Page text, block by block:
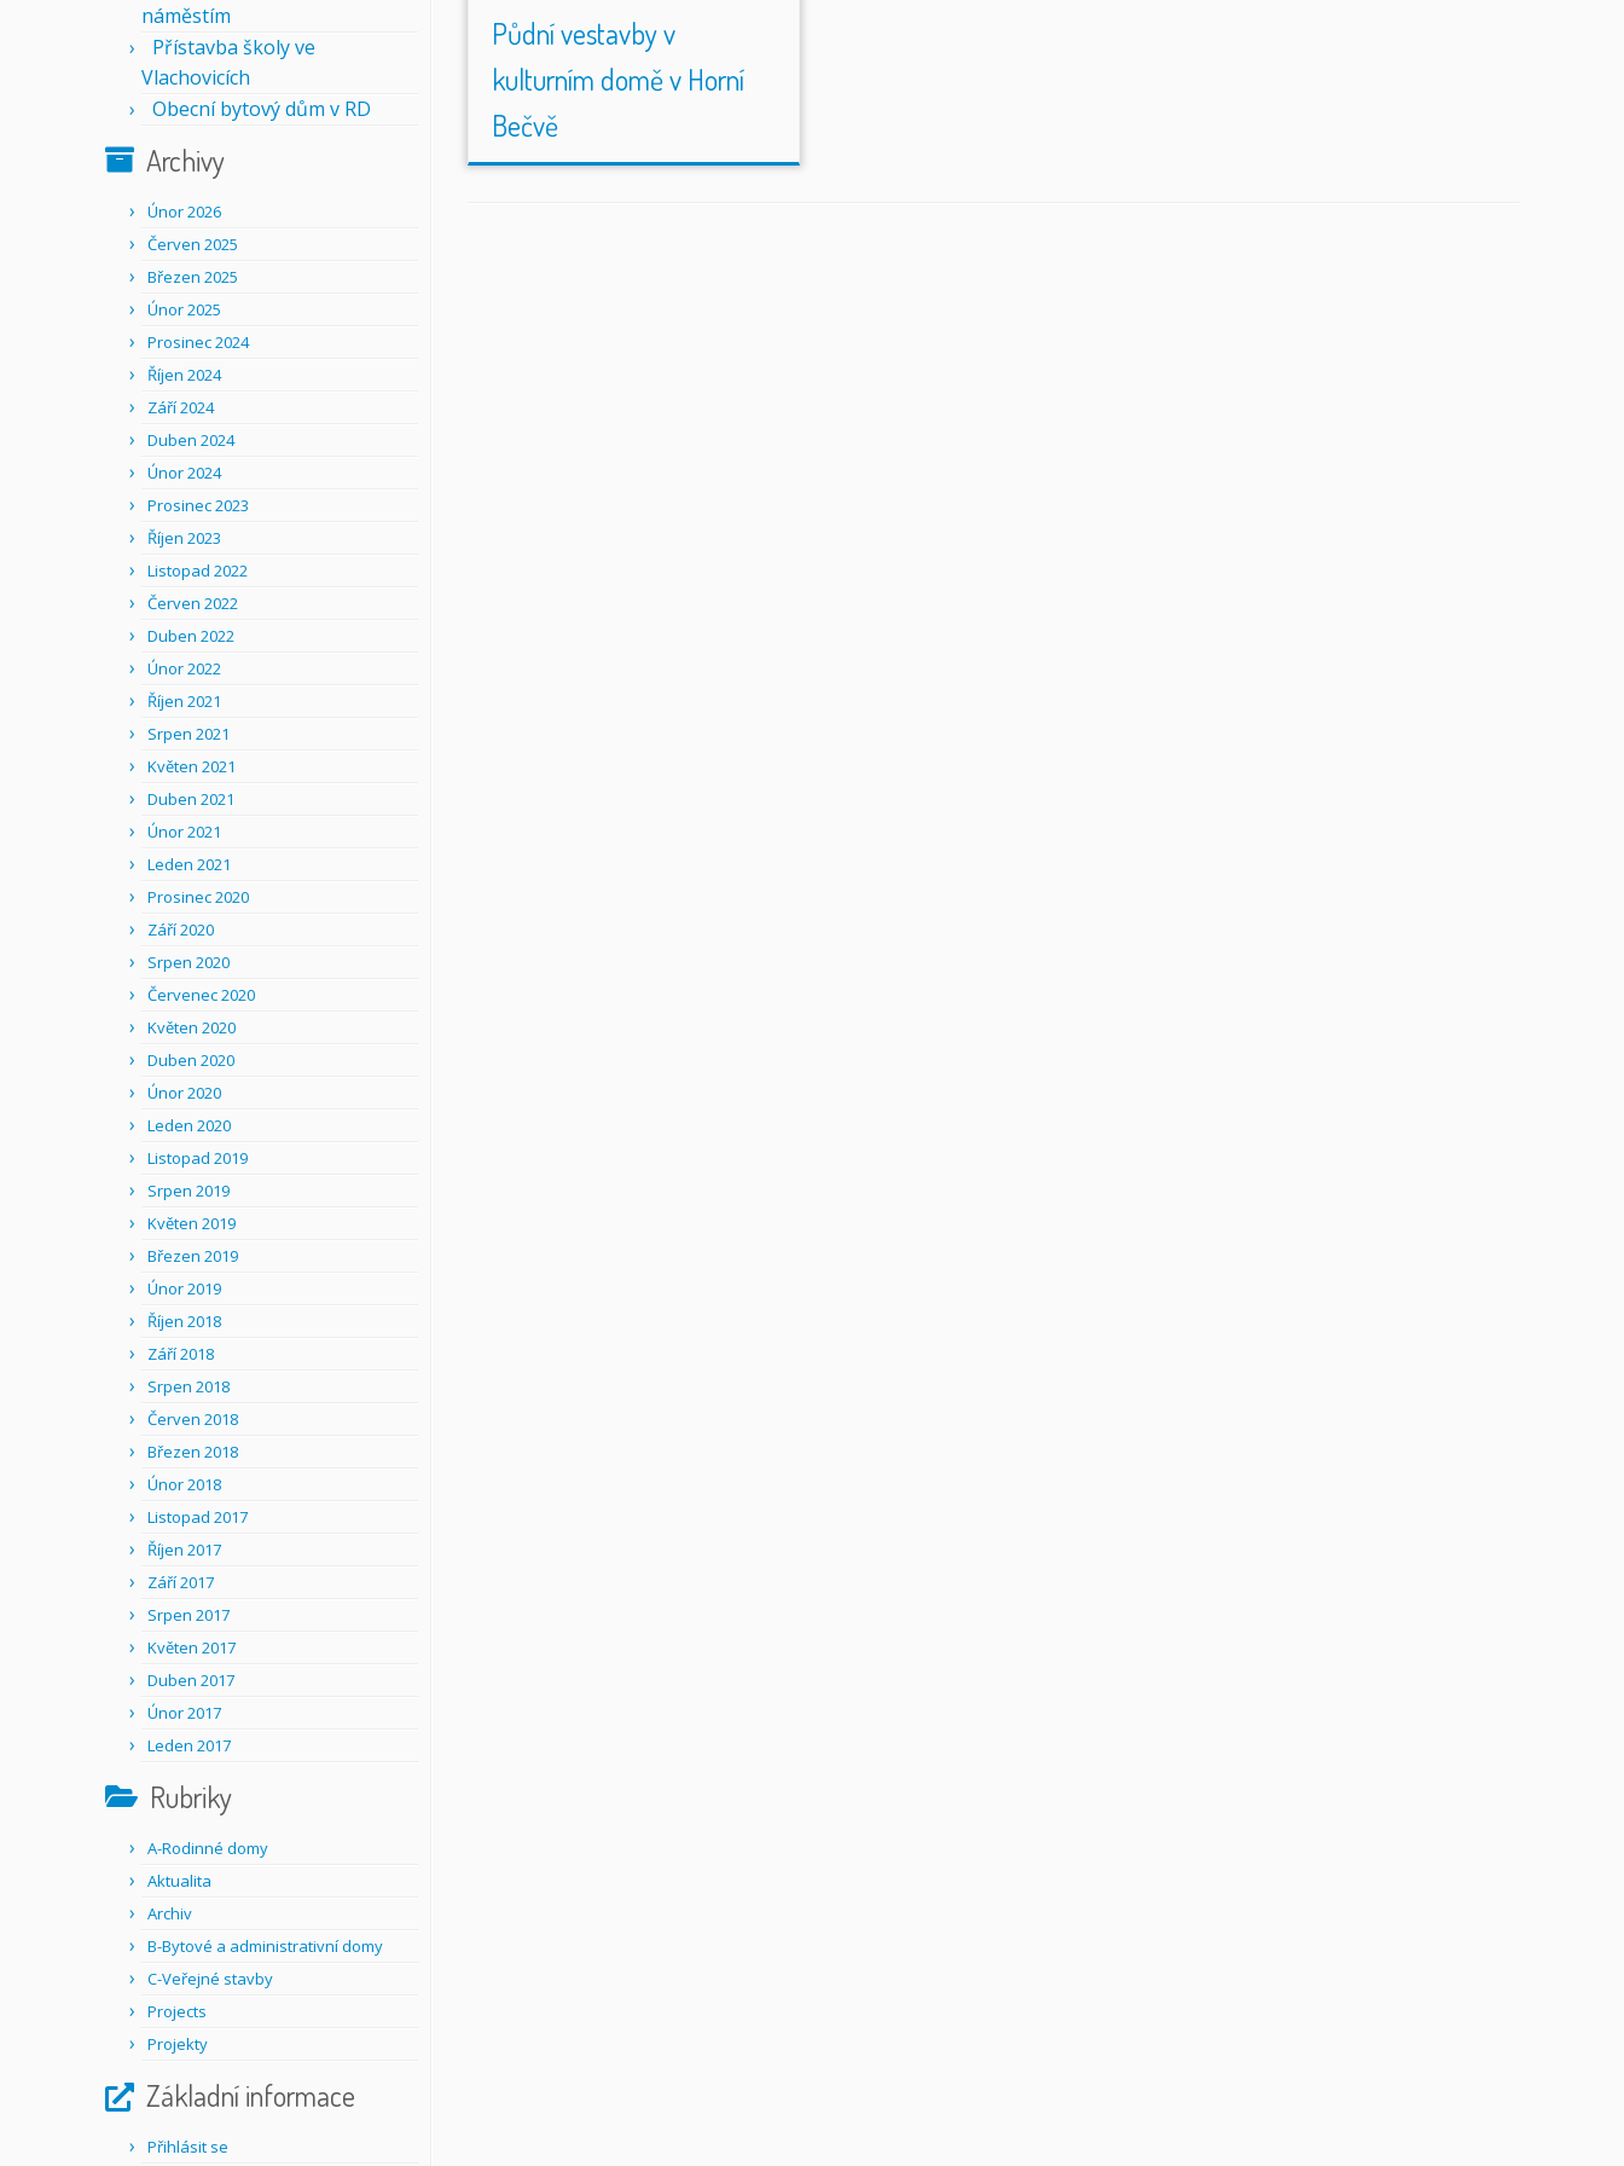
náměstím
Přístavba školy ve
Vlachovicích
Obecní bytový dům v RD
Archivy
Únor 2026
Červen 2025
Březen 2025
Únor 2025
Prosinec 2024
Říjen 2024
Září 2024
Duben 2024
Únor 2024
Prosinec 2023
Říjen 2023
Listopad 2022
Červen 2022
Duben 2022
Únor 2022
Říjen 2021
Srpen 2021
Květen 2021
Duben 2021
Únor 2021
Leden 2021
Prosinec 2020
Září 2020
Srpen 2020
Červenec 2020
Květen 2020
Duben 2020
Únor 2020
Leden 2020
Listopad 2019
Srpen 2019
Květen 2019
Březen 2019
Únor 2019
Říjen 2018
Září 2018
Srpen 2018
Červen 2018
Březen 2018
Únor 2018
Listopad 2017
Říjen 2017
Září 2017
Srpen 2017
Květen 2017
Duben 2017
Únor 2017
Leden 2017
Rubriky
A-Rodinné domy
Aktualita
Archiv
B-Bytové a administrativní domy
C-Veřejné stavby
Projects
Projekty
Základní informace
Přihlásit se
Půdní vestavby v
kulturním domě v Horní
Bečvě